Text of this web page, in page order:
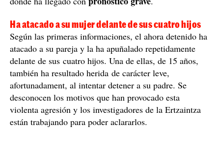
Ha atacado a su mujer delante de sus cuatro hijos
Según las primeras informaciones, el ahora detenido ha
atacado a su pareja y la ha apuñalado repetidamente
delante de sus cuatro hijos. Una de ellas, de 15 años,
también ha resultado herida de carácter leve,
afortunadament, al intentar detener a su padre. Se
desconocen los motivos que han provocado esta
violenta agresión y los investigadores de la Ertzaintza
están trabajando para poder aclararlos.